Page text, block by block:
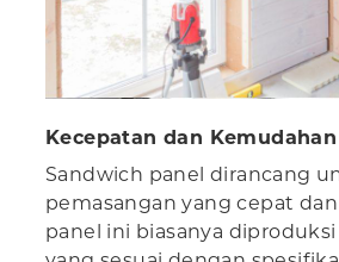
Kecepatan dan
Sandwich panel dirancang
pemasangan yang cepat
panel ini biasanya